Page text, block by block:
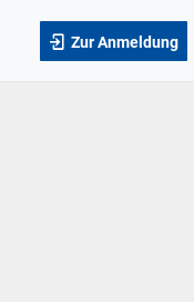
Zur Anmeldung